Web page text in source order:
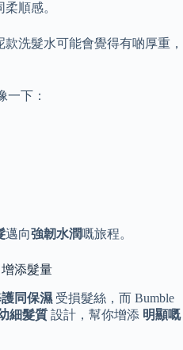
柔順感。
洗髮水可能會覺得有啲厚重，
一下：
邁向強韌水潤嘅旅程。
增添髮量
同保濕受損髮絲，而 Bumble
細髮質 設計，幫你增添 明顯嘅